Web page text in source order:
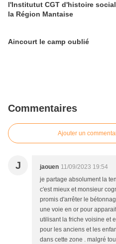
l'Institutut CGT d'histoire
la Région Mantaise
Aincourt le camp oublié
Commentaires
Ajouter un
J jaouen 11/09/2023 19:54
je partage absolument la
c'est mieux et monsieur
promis d'arrêter le
une voie en or pour
utilisant la friche voisine et
pour les anciens et les
dans cette zone . malgré